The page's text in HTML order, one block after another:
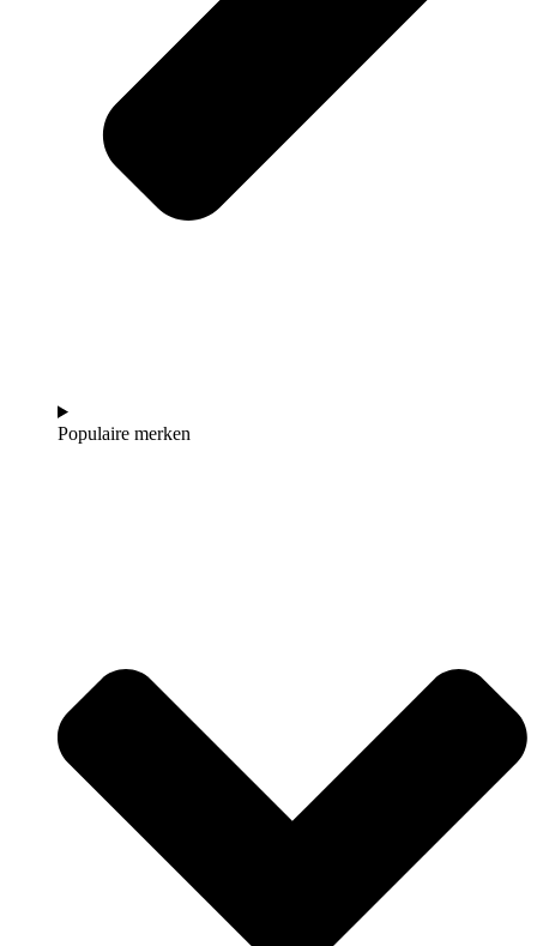
Populaire merken